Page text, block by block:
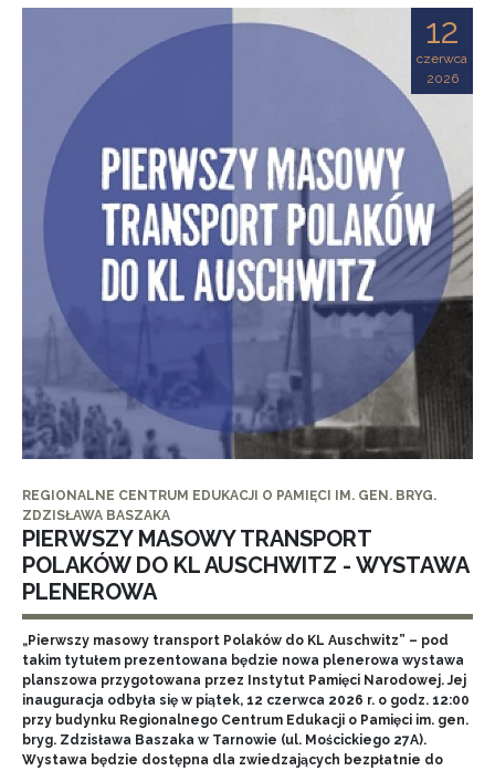
12
czerwca
2026
REGIONALNE CENTRUM EDUKACJI O PAMIĘCI IM. GEN. BRYG.
ZDZISŁAWA BASZAKA
PIERWSZY MASOWY TRANSPORT
POLAKÓW DO KL AUSCHWITZ - WYSTAWA
PLENEROWA
„Pierwszy masowy transport Polaków do KL Auschwitz” – pod
takim tytułem prezentowana będzie nowa plenerowa wystawa
planszowa przygotowana przez Instytut Pamięci Narodowej. Jej
inauguracja odbyła się w piątek, 12 czerwca 2026 r. o godz. 12:00
przy budynku Regionalnego Centrum Edukacji o Pamięci im. gen.
bryg. Zdzisława Baszaka w Tarnowie (ul. Mościckiego 27A).
Wystawa będzie dostępna dla zwiedzających bezpłatnie do